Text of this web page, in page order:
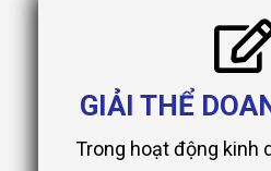
GIẢI THỂ
Trong hoạt động kinh